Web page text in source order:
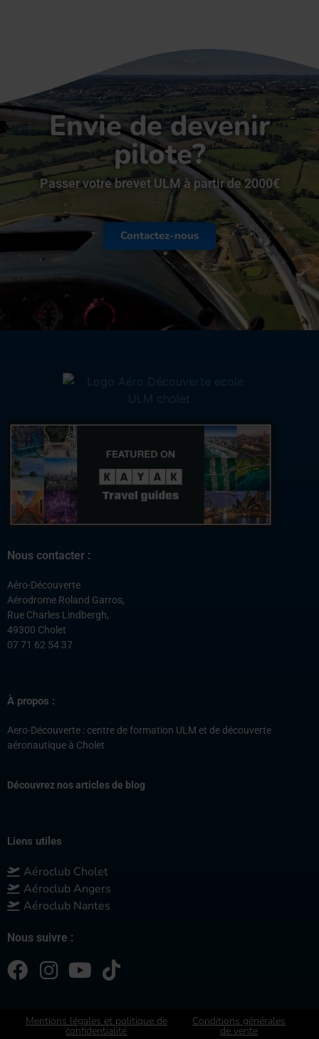
Envie de devenir
pilote?
Passer votre brevet ULM à partir de 2000€
Contactez-nous
Nous contacter :
Aéro-Découverte
Aérodrome Roland Garros,
Rue Charles Lindbergh,
49300 Cholet
07 71 62 54 37
À propos :
Aero-Découverte : centre de formation ULM et de découverte
aéronautique à Cholet
Découvrez nos articles de blog
Liens utiles
Aéroclub Cholet
Aéroclub Angers
Aéroclub Nantes
Nous suivre :
Mentions légales et politique de
confidentialité
Conditions générales
de vente